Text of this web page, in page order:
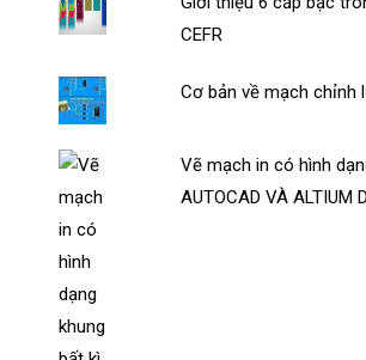
CEFR
Cơ bản về mạch chỉnh
Vẽ mạch in có hình
AUTOCAD VÀ ALTIUM